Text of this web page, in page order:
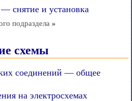
снятие и установка
подраздела »
схемы
соединений — общее
на электросхемах